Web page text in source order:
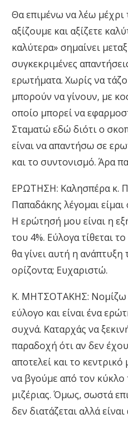
Θα επιμένω να λέω μέχρι
αξίζουμε και αξίζετε
καλύτερα» σημαίνει
συγκεκριμένες
ερωτήματα. Χωρίς να
μπορούν να γίνουν, με
οποίο μπορεί να
Σταματώ εδώ διότι ο
είναι να απαντήσω σε
και το συντονισμό. Άρα
ΕΡΩΤΗΣΗ: Καλησπέρα κ.
Παπαδάκης λέγομαι
Η ερώτησή μου είναι η
του 4%. Εύλογα τίθεται
θα γίνει αυτή η ανάπτυξη
ορίζοντα; Ευχαριστώ.
Κ. ΜΗΤΣΟΤΑΚΗΣ: Νομίζω
εύλογο και είναι ένα
συχνά. Καταρχάς να
παραδοχή ότι αν δεν
αποτελεί και το
να βγούμε από τον κύκλο
μιζέριας. Όμως, σωστά
δεν διατάζεται αλλά